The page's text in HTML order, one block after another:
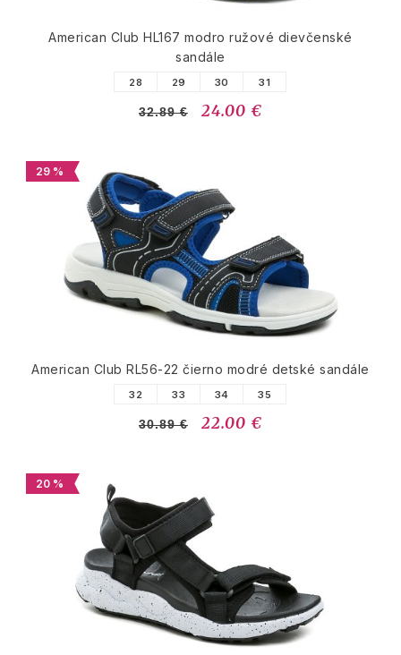
American Club HL167 modro ružové dievčenské
sandále
28 29 30 31
32.89 € 24.00 €
29 %
American Club RL56-22 čierno modré detské sandále
32 33 34 35
30.89 € 22.00 €
20 %